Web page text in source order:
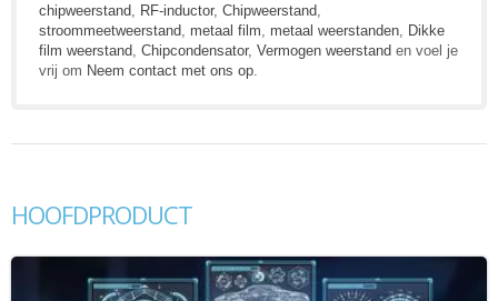
chipweerstand RF-inductor, Chipweerstand
stroommeetweerstand metaal film metaal weerstanden Dikke
film weerstand Chipcondensator, Vermogen weerstand en voel je
vrij om Neem contact met ons op
HOOFDPRODUCT